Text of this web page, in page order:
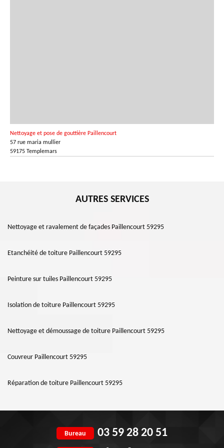
Nettoyage et pose de gouttière Paillencourt
57 rue maria mullier
59175 Templemars
AUTRES SERVICES
Nettoyage et ravalement de façades Paillencourt 59295
Etanchéité de toiture Paillencourt 59295
Peinture sur tuiles Paillencourt 59295
Isolation de toiture Paillencourt 59295
Nettoyage et démoussage de toiture Paillencourt 59295
Couvreur Paillencourt 59295
Réparation de toiture Paillencourt 59295
Bureau
03 59 28 20 51